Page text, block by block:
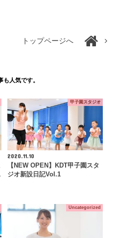
トップページへ
も人気です。
甲子園スタジオ
2020.11.10
【NEW OPEN】KDT甲子園スタ
ジオ新設日記Vol.1
Uncategorized